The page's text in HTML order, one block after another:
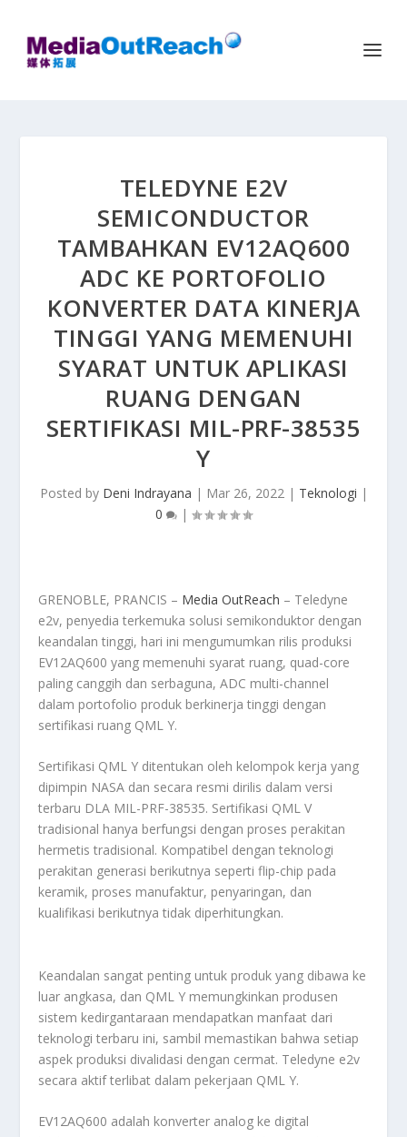
TELEDYNE E2V
SEMICONDUCTOR
TAMBAHKAN EV12AQ600
ADC KE PORTOFOLIO
KONVERTER DATA KINERJA
TINGGI YANG MEMENUHI
SYARAT UNTUK APLIKASI
RUANG DENGAN
SERTIFIKASI MIL-PRF-38535
Y
Posted by Deni Indrayana | Mar 26, 2022| Teknologi |
0
|
GRENOBLE, PRANCIS – Media OutReach – Teledyne
e2v, penyedia terkemuka solusi semikonduktor dengan
keandalan tinggi, hari ini mengumumkan rilis produksi
EV12AQ600 yang memenuhi syarat ruang, quad-core
paling canggih dan serbaguna, ADC multi-channel
dalam portofolio produk berkinerja tinggi dengan
sertifikasi ruang QML Y.
Sertifikasi QML Y ditentukan oleh kelompok kerja yang
dipimpin NASA dan secara resmi dirilis dalam versi
terbaru DLA MIL-PRF-38535. Sertifikasi QML V
tradisional hanya berfungsi dengan proses perakitan
hermetis tradisional. Kompatibel dengan teknologi
perakitan generasi berikutnya seperti flip-chip pada
keramik, proses manufaktur, penyaringan, dan
kualifikasi berikutnya tidak diperhitungkan.
Keandalan sangat penting untuk produk yang dibawa ke
luar angkasa, dan QML Y memungkinkan produsen
sistem kedirgantaraan mendapatkan manfaat dari
teknologi terbaru ini, sambil memastikan bahwa setiap
aspek produksi divalidasi dengan cermat. Teledyne e2v
secara aktif terlibat dalam pekerjaan QML Y.
EV12AQ600 adalah konverter analog ke digital